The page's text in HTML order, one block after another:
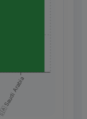
🇸🇦 Saudi Arabia